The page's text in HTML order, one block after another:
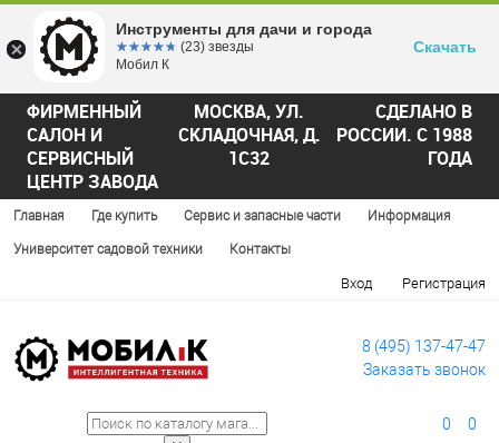
ФИРМЕННЫЙ
САЛОН И
СЕРВИСНЫЙ
ЦЕНТР ЗАВОДА
МОСКВА, УЛ.
СКЛАДОЧНАЯ, Д.
1С32
СДЕЛАНО В
РОССИИ. С 1988
ГОДА
Главная Где купить Сервис и запасные части Информация
Университет садовой техники Контакты
Вход Регистрация
8 (495) 137-47-47
Заказать звонок
0 0
Инструменты для дачи и города
☆☆☆☆☆
★★★★★ (23) звезды
Мобил К
Скачать